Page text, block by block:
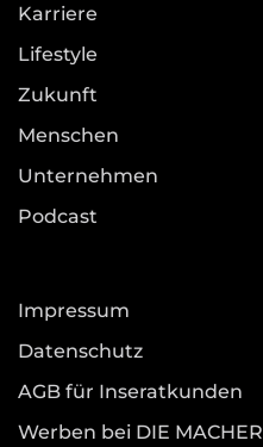
Karriere
Lifestyle
Zukunft
Menschen
Unternehmen
Podcast
Impressum
Datenschutz
AGB für Inseratkunden
Werben bei DIE MACHER